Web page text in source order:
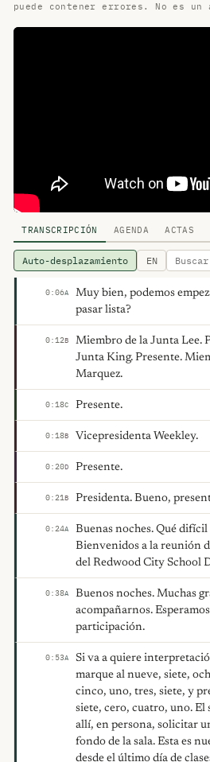
puede contener errores. No es
TRANSCRIPCIÓN AGENDA ACTAS
Auto-desplazamiento EN
0:06A
Muy bien, podemos
pasar lista?
0:12B
Miembro de la Junta Lee.
Junta King. Presente.
Marquez.
0:18C Presente.
0:18B Vicepresidenta Weekley.
0:20D Presente.
0:21B Presidenta. Bueno,
0:24A
Buenas noches. Qué difícil
Bienvenidos a la reunión
del Redwood City School
0:38A
Buenos noches. Muchas
acompañarnos.
participación.
0:53A
Si va a quiere
marque al nueve, siete,
cinco, uno, tres, siete, y
siete, cero, cuatro, uno. El
allí, en persona, solicitar
fondo de la sala. Esta es
desde el último día de